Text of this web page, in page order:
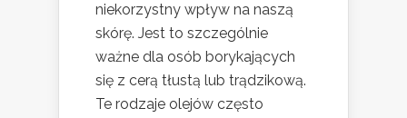
niekorzystny wpływ na naszą
skórę. Jest to szczególnie
ważne dla osób borykających
się z cerą tłustą lub trądzikową.
Te rodzaje olejów często